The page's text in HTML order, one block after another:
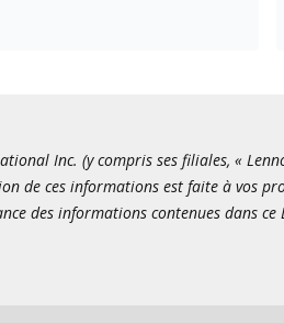
Inc. (y compris ses filiales, «
de ces informations est faite à vos
des informations contenues dans